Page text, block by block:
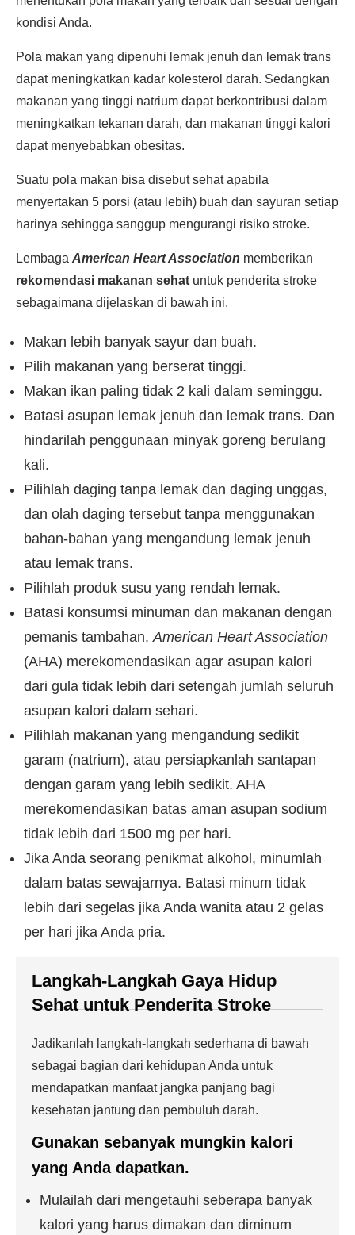
kondisi Anda.
Pola makan yang dipenuhi lemak jenuh dan lemak trans
dapat meningkatkan kadar kolesterol darah. Sedangkan
makanan yang tinggi natrium dapat berkontribusi dalam
meningkatkan tekanan darah, dan makanan tinggi kalori
dapat menyebabkan obesitas.
Suatu pola makan bisa disebut sehat apabila
menyertakan 5 porsi (atau lebih) buah dan sayuran setiap
harinya sehingga sanggup mengurangi risiko stroke.
Lembaga American Heart Association memberikan
rekomendasi makanan sehat untuk penderita stroke
sebagaimana dijelaskan di bawah ini.
Makan lebih banyak sayur dan buah.
Pilih makanan yang berserat tinggi.
Makan ikan paling tidak 2 kali dalam seminggu.
Batasi asupan lemak jenuh dan lemak trans. Dan
hindarilah penggunaan minyak goreng berulang
kali.
Pilihlah daging tanpa lemak dan daging unggas,
dan olah daging tersebut tanpa menggunakan
bahan-bahan yang mengandung lemak jenuh
atau lemak trans.
Pilihlah produk susu yang rendah lemak.
Batasi konsumsi minuman dan makanan dengan
pemanis tambahan.American Heart Association
(AHA) merekomendasikan agar asupan kalori
dari gula tidak lebih dari setengah jumlah seluruh
asupan kalori dalam sehari.
Pilihlah makanan yang mengandung sedikit
garam (natrium), atau persiapkanlah santapan
dengan garam yang lebih sedikit. AHA
merekomendasikan batas aman asupan sodium
tidak lebih dari 1500 mg per hari.
Jika Anda seorang penikmat alkohol, minumlah
dalam batas sewajarnya. Batasi minum tidak
lebih dari segelas jika Anda wanita atau 2 gelas
per hari jika Anda pria.
Langkah-Langkah Gaya Hidup
Sehat untuk Penderita Stroke
Jadikanlah langkah-langkah sederhana di bawah
sebagai bagian dari kehidupan Anda untuk
mendapatkan manfaat jangka panjang bagi
kesehatan jantung dan pembuluh darah.
Gunakan sebanyak mungkin kalori
yang Anda dapatkan.
Mulailah dari mengetauhi seberapa banyak
kalori yang harus dimakan dan diminum